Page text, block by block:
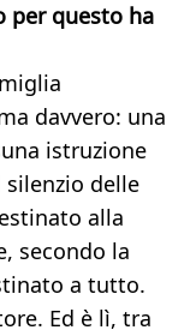
per questo ha
davvero: una
istruzione
delle
alla
secondo la
a tutto.
Ed è lì, tra